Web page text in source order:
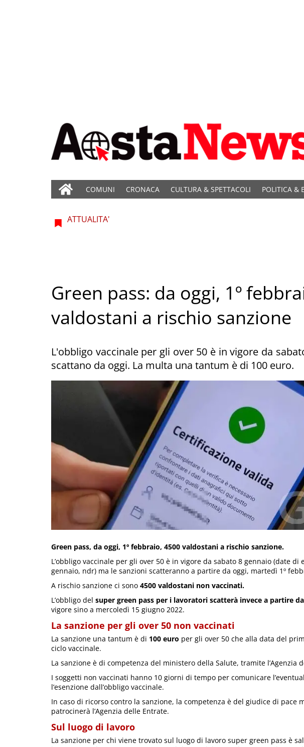
COMUNI CRONACA CULTURA & SPETTACOLI POLITICA &
ATTUALITA'
Green pass: da oggi, 1º
valdostani a rischio sanzione
L'obbligo vaccinale per gli over 50 è in vigore da
scattano da oggi. La multa una tantum è di 100 euro.
Green pass, da oggi, 1º febbraio, 4500 valdostani a rischio sanzione.
L’obbligo vaccinale per gli over 50 è in vigore da sabato 8 gennaio (date
gennaio, ndr) ma le sanzioni scatteranno a partire da oggi, martedì 1º
A rischio sanzione ci sono 4500 valdostani non vaccinati.
L’obbligo del super green pass per i lavoratori scatterà invece a partire
vigore sino a mercoledì 15 giugno 2022.
La sanzione per gli over 50 non vaccinati
La sanzione una tantum è di 100 euro per gli over 50 che alla data del
ciclo vaccinale.
La sanzione è di competenza del ministero della Salute, tramite l’Agenzia
I soggetti non vaccinati hanno 10 giorni di tempo per comunicare
l’esenzione dall’obbligo vaccinale.
In caso di ricorso contro la sanzione, la competenza è del giudice di pace
patrocinerà l’Agenzia delle Entrate.
Sul luogo di lavoro
La sanzione per chi viene trovato sul luogo di lavoro super green pass è